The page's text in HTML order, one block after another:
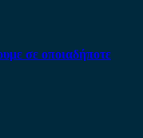
σε οποιαδήποτε